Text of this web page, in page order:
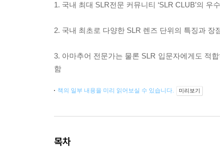
1. 국내 최대 SLR전문 커뮤니티 ‘SLR CLUB’의 우
2. 국내 최초로 다양한 SLR 렌즈 단위의 특징과
3. 아마추어 전문가는 물론 SLR 입문자에게도 적
함
책의 일부 내용을 미리 읽어보실 수 있습니다. 미리보기
목차